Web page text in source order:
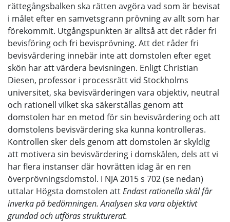
rättegångsbalken ska rätten avgöra vad som är bevisat
i målet efter en samvetsgrann prövning av allt som har
förekommit. Utgångspunkten är alltså att det råder fri
bevisföring och fri bevisprövning. Att det råder fri
bevisvärdering innebär inte att domstolen efter eget
skön har att värdera bevisningen. Enligt Christian
Diesen, professor i processrätt vid Stockholms
universitet, ska bevisvärderingen vara objektiv, neutral
och rationell vilket ska säkerställas genom att
domstolen har en metod för sin bevisvärdering och att
domstolens bevisvärdering ska kunna kontrolleras.
Kontrollen sker dels genom att domstolen är skyldig
att motivera sin bevisvärdering i domskälen, dels att vi
har flera instanser där hovrätten idag är en ren
överprövningsdomstol. I NJA 2015 s 702 (se nedan)
uttalar Högsta domstolen attEndast rationella skäl får
inverka på bedömningen. Analysen ska vara objektivt
grundad och utföras strukturerat.